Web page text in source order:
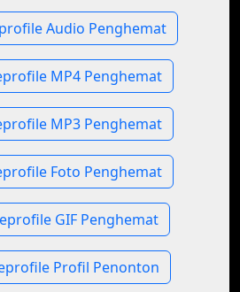
Audio Penghemat
MP4 Penghemat
MP3 Penghemat
Foto Penghemat
GIF Penghemat
Profil Penonton